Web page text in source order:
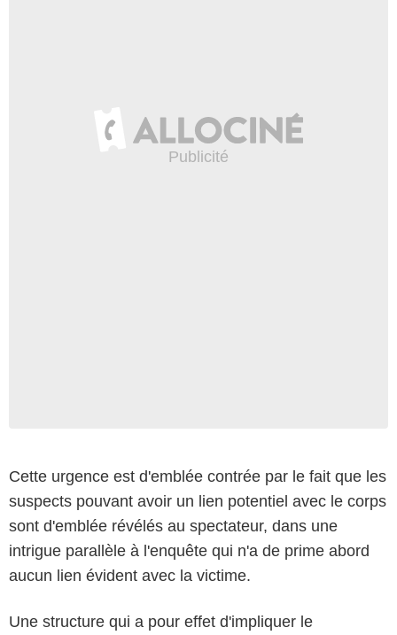
Cette urgence est d'emblée contrée par le fait que les
suspects pouvant avoir un lien potentiel avec le corps
sont d'emblée révélés au spectateur, dans une
intrigue parallèle à l'enquête qui n'a de prime abord
aucun lien évident avec la victime.
Une structure qui a pour effet d'impliquer le